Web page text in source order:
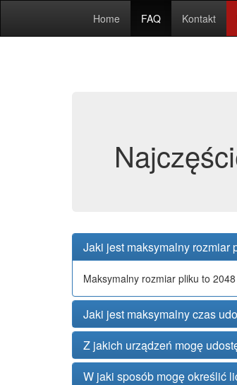
Home FAQ Kontakt
Jaki jest maksymalny rozmiar
Maksymalny rozmiar pliku to
Jaki jest maksymalny czas
Z jakich urządzeń mogę
W jaki sposób mogę określić